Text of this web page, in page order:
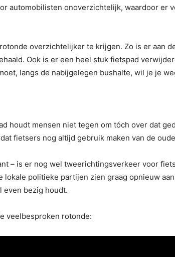
automobilisten onoverzichtelijk, waardoor er
overzichtelijker te krijgen. Zo is er aan
Ook is er een heel stuk fietspad
langs de nabijgelegen bushalte, wil je je
houdt mensen niet tegen om tóch over dat
fietsers nog altijd gebruik maken van de
– is er nog wel tweerichtingsverkeer voor
politieke partijen zien graag opnieuw
even bezig houdt.
veelbesproken rotonde: